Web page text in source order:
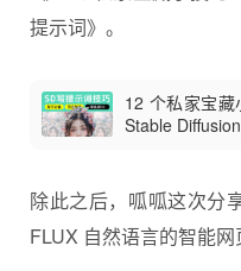
提示词》。
12 个私家宝
Stable
除此之后，呱呱这次分
FLUX 自然语言的智能